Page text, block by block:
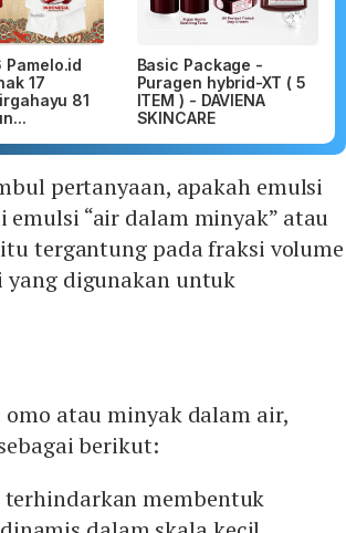
17
81
Basic Package -
Puragen hybrid-XT ( 5
ITEM ) - DAVIENA
SKINCARE
pertanyaan, apakah emulsi
“air dalam minyak” atau
tergantung pada fraksi volume
yang digunakan untuk
atau minyak dalam air,
berikut:
membentuk